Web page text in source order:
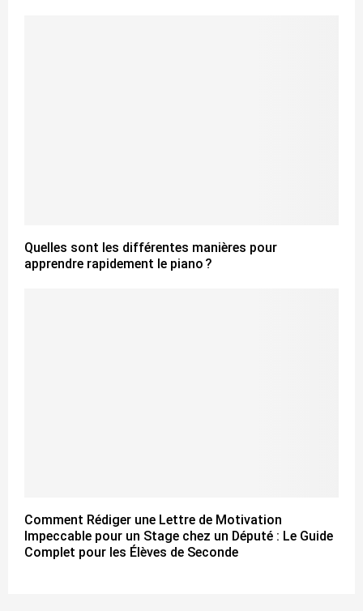
Quelles sont les différentes manières pour
apprendre rapidement le piano ?
Comment Rédiger une Lettre de Motivation
Impeccable pour un Stage chez un Député : Le Guide
Complet pour les Élèves de Seconde